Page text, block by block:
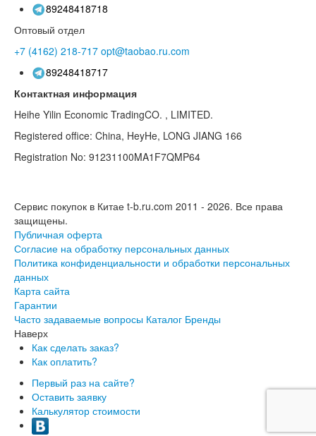
89248418718
Оптовый отдел
+7 (4162) 218-717 opt@taobao.ru.com
89248418717
Контактная информация
Heihe Yilin Economic TradingCO. , LIMITED.
Registered office: China, HeyHe, LONG JIANG 166
Registration No: 91231100MA1F7QMP64
Сервис покупок в Китае t-b.ru.com 2011 - 2026. Все права
защищены.
Публичная оферта
Согласие на обработку персональных данных
Политика конфиденциальности и обработки персональных
данных
Карта сайта
Гарантии
Часто задаваемые вопросы Каталог Бренды
Наверх
Как сделать заказ?
Как оплатить?
Первый раз на сайте?
Оставить заявку
Калькулятор стоимости